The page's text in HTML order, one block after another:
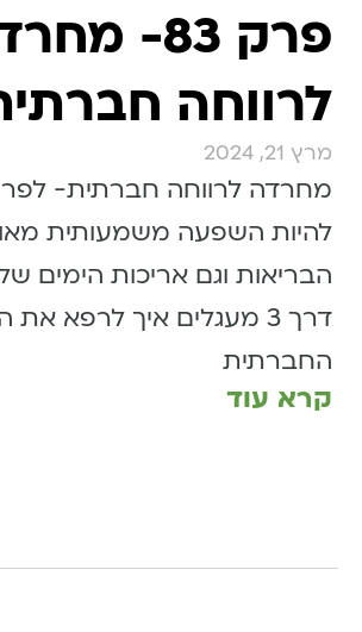
פרק 83-
לרווחה
מרץ 21, 2024
מחרדה לרווחה חברתית-
להיות השפעה משמעותית
הבריאות וגם אריכות הימים
דרך 3 מעגלים איך לרפא
החברתית
קרא עוד